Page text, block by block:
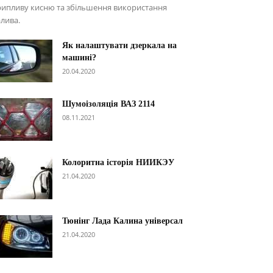
кисню та збільшення використання
Як налаштувати дзеркала на
машині?
20.04.2020
Шумоізоляція ВАЗ 2114
08.11.2021
Колоритна історія НИИКЭУ
21.04.2020
Тюнінг Лада Калина універсал
21.04.2020